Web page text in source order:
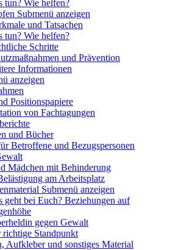
tun? Wie helfen?
Submenü anzeigen
und Tatsachen
tun? Wie helfen?
Schritte
und Prävention
Informationen
anzeigen
Positionspapiere
von Fachtagungen
und Bücher
Betroffene und Bezugspersonen
Mädchen mit Behinderung
am Arbeitsplatz
Submenü anzeigen
geht bei Euch? Beziehungen auf
gegen Gewalt
richtige Standpunkt
Aufkleber und sonstiges Material